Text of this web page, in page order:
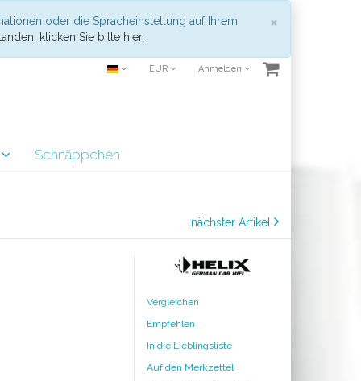
×
oder die Spracheinstellung auf Ihrem
klicken Sie bitte hier.
EUR Anmelden
Schnäppchen
nächster Artikel
Vergleichen
Empfehlen
In die Lieblingsliste
Auf den Merkzettel